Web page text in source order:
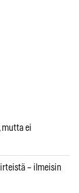
mutta ei
– ilmeisin